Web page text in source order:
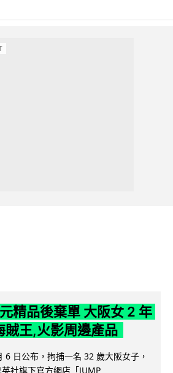
精品後棄單 大阪女 2 年
賊王,火影周邊產品
6 日公布，拘捕一名 32 歲大阪女子，
社旗下官方網店「JUMP